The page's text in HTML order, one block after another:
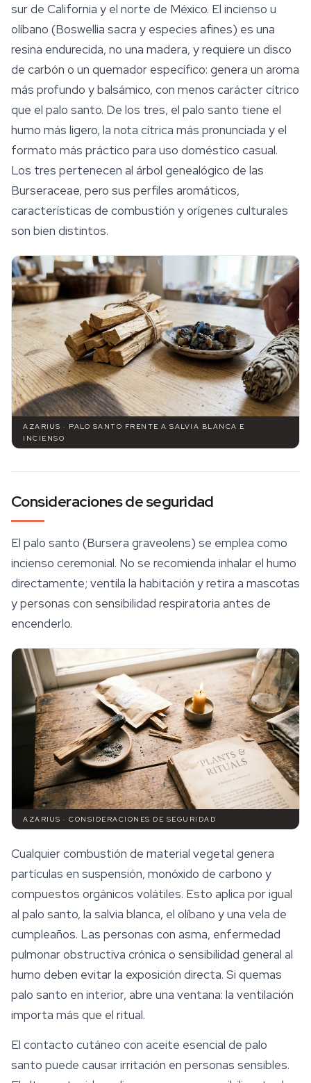
sur de California y el norte de México. El incienso u
olíbano (Boswellia sacra y especies afines) es una
resina endurecida, no una madera, y requiere un disco
de carbón o un quemador específico: genera un aroma
más profundo y balsámico, con menos carácter cítrico
que el palo santo. De los tres, el palo santo tiene el
humo más ligero, la nota cítrica más pronunciada y el
formato más práctico para uso doméstico casual.
Los tres pertenecen al árbol genealógico de las
Burseraceae, pero sus perfiles aromáticos,
características de combustión y orígenes culturales
son bien distintos.
AZARIUS · PALO SANTO FRENTE A SALVIA BLANCA E
INCIENSO
Consideraciones de seguridad
El palo santo (Bursera graveolens) se emplea como
incienso ceremonial. No se recomienda inhalar el humo
directamente; ventila la habitación y retira a mascotas
y personas con sensibilidad respiratoria antes de
encenderlo.
AZARIUS · CONSIDERACIONES DE SEGURIDAD
Cualquier combustión de material vegetal genera
partículas en suspensión, monóxido de carbono y
compuestos orgánicos volátiles. Esto aplica por igual
al palo santo, la salvia blanca, el olíbano y una vela de
cumpleaños. Las personas con asma, enfermedad
pulmonar obstructiva crónica o sensibilidad general al
humo deben evitar la exposición directa. Si quemas
palo santo en interior, abre una ventana: la ventilación
importa más que el ritual.
El contacto cutáneo con aceite esencial de palo
santo puede causar irritación en personas sensibles.